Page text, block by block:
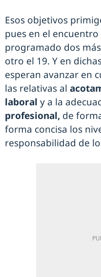
Esos objetivos
pues en el
programado dos
otro el 19. Y en
esperan avanzar en
las relativas al
laboral y a la
profesional, de
forma concisa los
responsabilidad de